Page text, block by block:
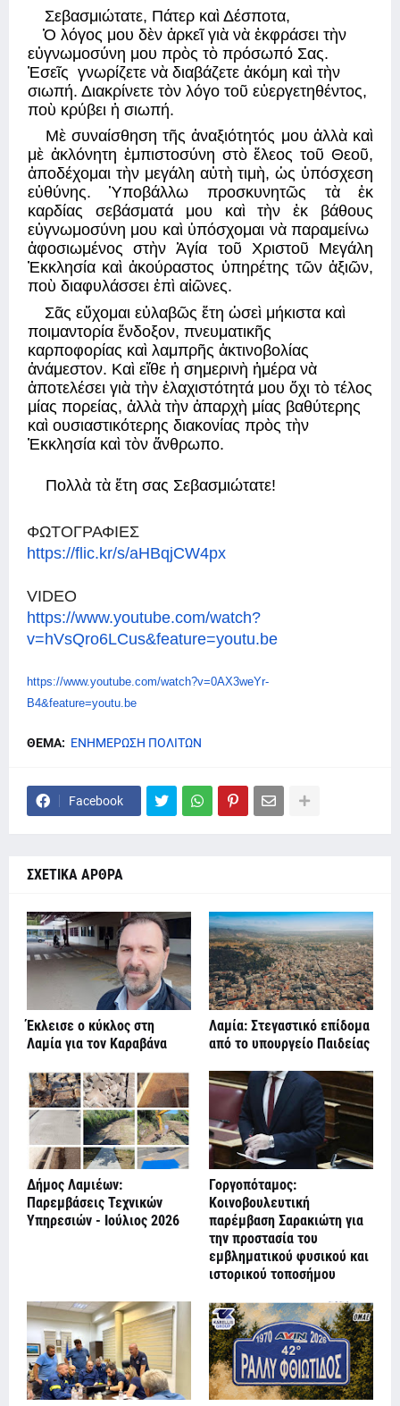
Σεβασμιώτατε, Πάτερ καὶ Δέσποτα,
Ὁ λόγος μου δὲν ἀρκεῖ γιὰ νὰ ἐκφράσει τὴν
εὐγνωμοσύνη μου πρὸς τὸ πρόσωπό Σας.
Ἐσεῖς  γνωρίζετε νὰ διαβάζετε ἀκόμη καὶ τὴν
σιωπή. Διακρίνετε τὸν λόγο τοῦ εὐεργετηθέντος,
ποὺ κρύβει ἡ σιωπή.
Μὲ συναίσθηση τῆς ἀναξιότητός μου ἀλλὰ καὶ
μὲ ἀκλόνητη ἐμπιστοσύνη στὸ ἔλεος τοῦ Θεοῦ,
ἀποδέχομαι τὴν μεγάλη αὐτὴ τιμὴ, ὡς ὑπόσχεση
εὐθύνης. Ὑποβάλλω προσκυνητῶς τὰ ἐκ
καρδίας σεβάσματά μου καὶ τὴν ἐκ βάθους
εὐγνωμοσύνη μου καὶ ὑπόσχομαι νὰ παραμείνω
ἀφοσιωμένος στὴν Ἁγία τοῦ Χριστοῦ Μεγάλη
Ἐκκλησία καὶ ἀκούραστος ὑπηρέτης τῶν ἀξιῶν,
ποὺ διαφυλάσσει ἐπὶ αἰῶνες.
Σᾶς εὔχομαι εὐλαβῶς ἔτη ὡσεὶ μήκιστα καὶ
ποιμαντορία ἔνδοξον, πνευματικῆς
καρποφορίας καὶ λαμπρῆς ἀκτινοβολίας
ἀνάμεστον. Καὶ εἴθε ἡ σημερινὴ ἡμέρα νὰ
ἀποτελέσει γιὰ τὴν ἐλαχιστότητά μου ὄχι τὸ τέλος
μίας πορείας, ἀλλὰ τὴν ἀπαρχὴ μίας βαθύτερης
καὶ ουσιαστικότερης διακονίας πρὸς τὴν
Ἐκκλησία καὶ τὸν ἄνθρωπο.
Πολλὰ τὰ ἔτη σας Σεβασμιώτατε!
ΦΩΤΟΓΡΑΦΙΕΣ
https://flic.kr/s/aHBqjCW4px
VIDEO
https://www.youtube.com/watch?
v=hVsQro6LCus&feature=youtu.be
https://www.youtube.com/watch?v=0AX3weYr-
B4&feature=youtu.be
ΘΕΜΑ: ΕΝΗΜΕΡΩΣΗ ΠΟΛΙΤΩΝ
Facebook
ΣΧΕΤΙΚΑ ΑΡΘΡΑ
Έκλεισε ο κύκλος στη
Λαμία για τον Καραβάνα
Λαμία: Στεγαστικό επίδομα
από το υπουργείο Παιδείας
Δήμος Λαμιέων:
Παρεμβάσεις Τεχνικών
Υπηρεσιών - Ιούλιος 2026
Γοργοπόταμος:
Κοινοβουλευτική
παρέμβαση Σαρακιώτη για
την προστασία του
εμβληματικού φυσικού και
ιστορικού τοποσήμου